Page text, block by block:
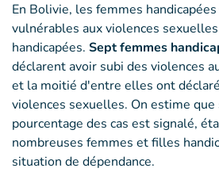
En Bolivie, les femmes
vulnérables aux violences
handicapées. Sept femmes
déclarent avoir subi des violences
et la moitié d'entre elles ont
violences sexuelles. On estime
pourcentage des cas est signalé,
nombreuses femmes et filles
situation de dépendance.